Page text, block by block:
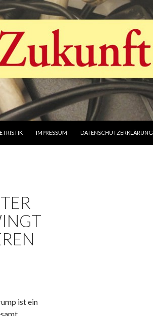
IMPRESSUM DATENSCHUTZERKLÄRUNG
ist ein